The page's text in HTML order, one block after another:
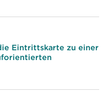
Eintrittskarte zu einer